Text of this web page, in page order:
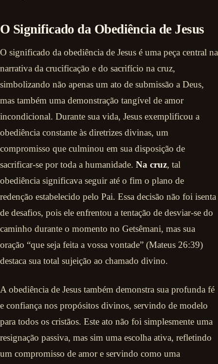
O Significado da Obediência de Jesus
O significado da obediência de Jesus é uma peça central na
narrativa da crucificação e do sacrifício na cruz,
simbolizando não apenas um ato de submissão a Deus,
mas também uma demonstração tangível de amor
incondicional. Durante sua vida, Jesus exemplificou a
obediência constante às diretrizes divinas, um
compromisso que culminou em sua disposição de
sacrificar-se por toda a humanidade. Na cruz, tal
obediência significava seguir até o fim o plano de
redenção estabelecido pelo Pai. Essa decisão não foi isenta
de desafios, pois ele enfrentou a tentação de desviar-se do
caminho durante o momento no Getsêmani, mas sua
oração “que seja feita a vossa vontade” (Mateus 26:39)
destaca sua total sujeição ao chamado divino.
A obediência de Jesus também demonstra sua profunda fé
e confiança nos propósitos divinos, servindo de modelo
para todos os cristãos. Este ato não foi simplesmente uma
resignação passiva, mas sim uma escolha ativa, refletindo
um compromisso de amor e servindo como uma